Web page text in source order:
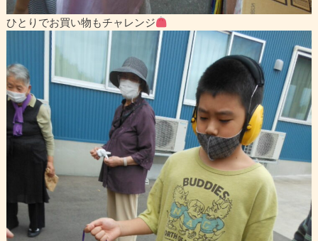
ひとりでお買い物もチャレンジ